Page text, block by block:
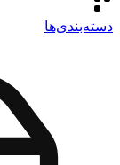
دسته‌بندی‌‌ها